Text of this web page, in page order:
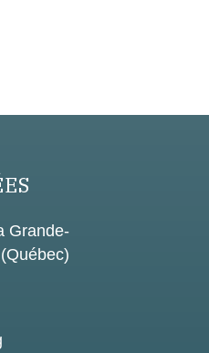
Grande-